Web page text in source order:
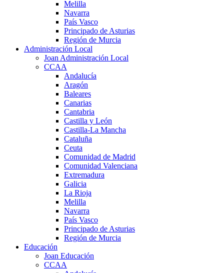
Melilla
Navarra
País Vasco
Principado de Asturias
Región de Murcia
Administración Local
Joan Administración Local
CCAA
Andalucía
Aragón
Baleares
Canarias
Cantabria
Castilla y León
Castilla-La Mancha
Cataluña
Ceuta
Comunidad de Madrid
Comunidad Valenciana
Extremadura
Galicia
La Rioja
Melilla
Navarra
País Vasco
Principado de Asturias
Región de Murcia
Educación
Joan Educación
CCAA